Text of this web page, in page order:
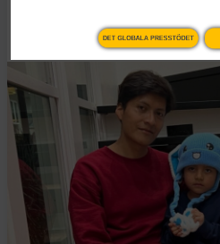
Publicerad 3 februari, 2026
DET GLOBALA PRESSTÖDET